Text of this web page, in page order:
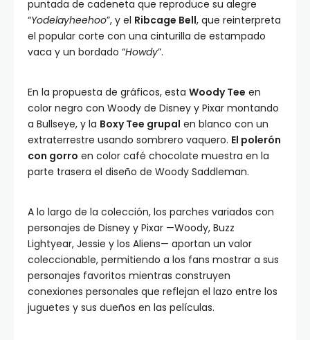
puntada de cadeneta que reproduce su alegre
“Yodelayheehoo”, y el Ribcage Bell, que reinterpreta
el popular corte con una cinturilla de estampado
vaca y un bordado “Howdy”.
En la propuesta de gráficos, esta Woody Tee en
color negro con Woody de Disney y Pixar montando
a Bullseye, y la Boxy Tee grupal en blanco con un
extraterrestre usando sombrero vaquero. El polerón
con gorro en color café chocolate muestra en la
parte trasera el diseño de Woody Saddleman.
A lo largo de la colección, los parches variados con
personajes de Disney y Pixar —Woody, Buzz
Lightyear, Jessie y los Aliens— aportan un valor
coleccionable, permitiendo a los fans mostrar a sus
personajes favoritos mientras construyen
conexiones personales que reflejan el lazo entre los
juguetes y sus dueños en las películas.